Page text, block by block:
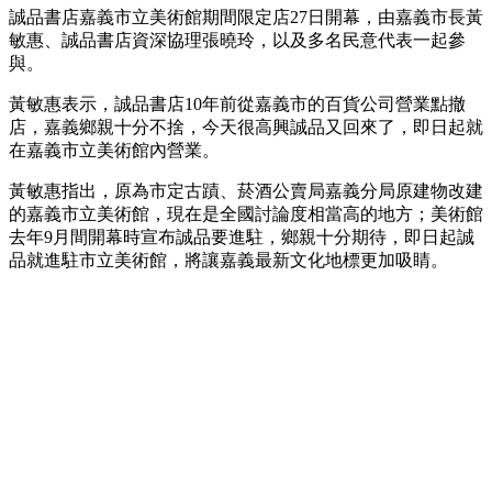
誠品書店嘉義市立美術館期間限定店27日開幕，由嘉義市長黃
敏惠、誠品書店資深協理張曉玲，以及多名民意代表一起參
與。
黃敏惠表示，誠品書店10年前從嘉義市的百貨公司營業點撤
店，嘉義鄉親十分不捨，今天很高興誠品又回來了，即日起就
在嘉義市立美術館內營業。
黃敏惠指出，原為市定古蹟、菸酒公賣局嘉義分局原建物改建
的嘉義市立美術館，現在是全國討論度相當高的地方；美術館
去年9月間開幕時宣布誠品要進駐，鄉親十分期待，即日起誠
品就進駐市立美術館，將讓嘉義最新文化地標更加吸睛。